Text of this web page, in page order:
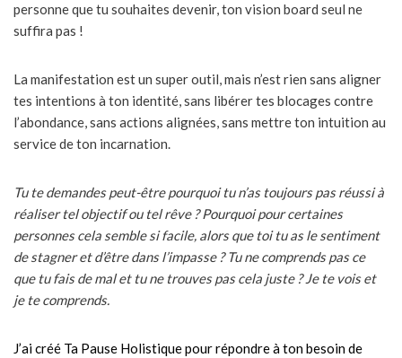
personne que tu souhaites devenir, ton vision board seul ne
suffira pas !
La manifestation est un super outil, mais n’est rien sans aligner
tes intentions à ton identité, sans libérer tes blocages contre
l’abondance, sans actions alignées, sans mettre ton intuition au
service de ton incarnation.
Tu te demandes peut-être pourquoi tu n’as toujours pas réussi à
réaliser tel objectif ou tel rêve ? Pourquoi pour certaines
personnes cela semble si facile, alors que toi tu as le sentiment
de stagner et d’être dans l’impasse ? Tu ne comprends pas ce
que tu fais de mal et tu ne trouves pas cela juste ? Je te vois et
je te comprends.
J’ai créé Ta Pause Holistique pour répondre à ton besoin de